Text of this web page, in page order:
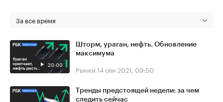
За все время
20:00
Шторм, ураган, нефть. Обновление
максимума
Рынки 14 сен 2021, 09:50
Тренды предстоящей недели: за чем
следить сейчас